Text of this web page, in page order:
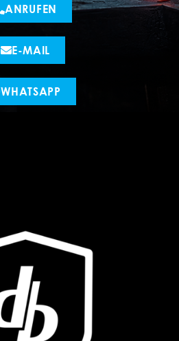
ANRUFEN
E-MAIL
WHATSAPP